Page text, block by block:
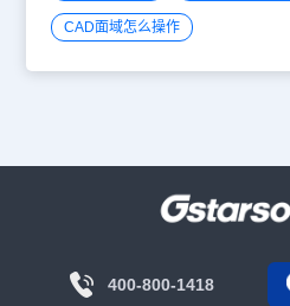
CAD面域怎么操作
400-800-1418